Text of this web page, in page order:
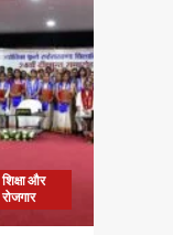
के
प्रवेश
की
अंतिम
तिथि
16
बढ़ी
शिक्षा और
रोजगार